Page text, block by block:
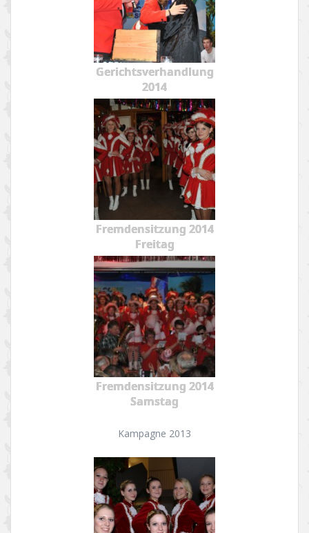
Gerichtsverhandlung
2014
Fremdensitzung 2014
Freitag
Fremdensitzung 2014
Samstag
Kampagne 2013